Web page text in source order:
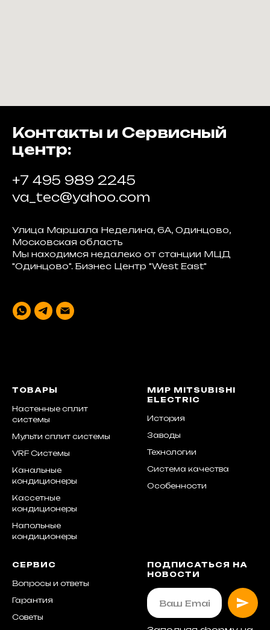
Контакты и Сервисный
центр:
+7 495 989 2245
va_tec@yahoo.com
Улица Маршала Неделина, 6А, Одинцово,
Московская область
Мы находимся недалеко от станции МЦД
"Одинцово". Бизнес Центр "West East"
ТОВАРЫ
Настенные сплит
системы
Мульти сплит системы
VRF Системы
Канальные
кондиционеры
Кассетные
кондиционеры
Напольные
кондиционеры
МИР MITSUBISHI
ELECTRIC
История
Заводы
Технологии
Система качества
Особенности
СЕРВИС
Вопросы и ответы
Гарантия
Советы
ПОДПИСАТЬСЯ НА
НОВОСТИ